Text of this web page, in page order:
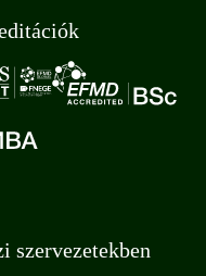
szervezetekben